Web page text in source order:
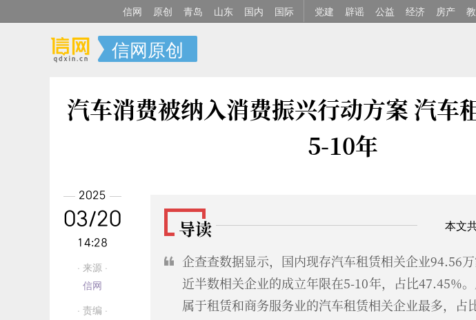
信网 原创 青岛 山东 国内 国际 党建 辟谣 公益 经济 房产
信网原创
汽车消费被纳入消费振兴行动方案 汽车
5-10年
导读 本文
企查查数据显示，国内现存汽车租赁相关企业94.56万
近半数相关企业的成立年限在5-10年，占比47.45%
属于租赁和商务服务业的汽车租赁相关企业最多，占
2025
03/20
14:28
· 来源 ·
信网
· 责编 ·